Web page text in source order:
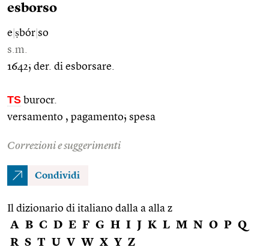
esborso
e ṣbór so
s.m.
1642; der. di esborsare.
TS burocr.
versamento , pagamento; spesa
Correzioni e suggerimenti
Condividi
Il dizionario di italiano dalla a alla z
A B C D E F G H I J K L M N O P Q
R S T U V W X Y Z